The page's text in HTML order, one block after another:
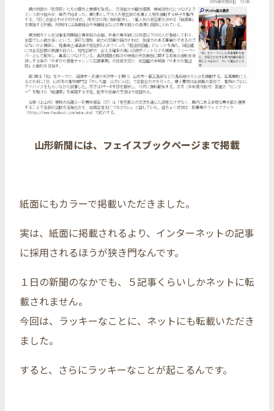
山形新聞には、フェイスブックページまで掲載
紙面にもカラーで掲載いただきました。
実は、紙面に掲載されるより、インターネットの記事
に採用されるほうが狭き門なんです。
１日の新聞のなかでも、５記事くらいしかネットに転
載されません。
今回は、ラッキーなことに、ネットにも転載いただき
ました。
すると、さらにラッキーなことが起こるんです。